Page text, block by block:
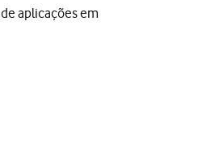
aplicações em